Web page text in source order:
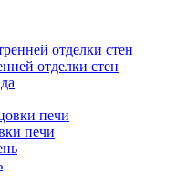
отделки стен
печи